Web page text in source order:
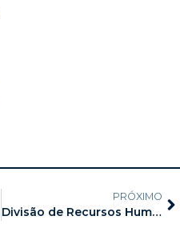
PRÓXIMO
Divisão de Recursos Humanos do MPAM, com o apoio do SINDSEMP-AM, dá continuidade à Ação voltada à emissão de carteiras funcionais dos servidores